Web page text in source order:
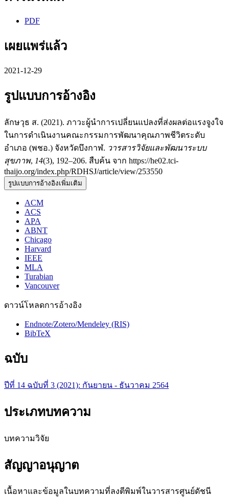
PDF
เผยแพร่แล้ว
2021-12-29
รูปแบบการอ้างอิง
ลักษวุธ ส. (2021). ภาวะผู้นำการเปลี่ยนแปลงที่ส่งผลต่อแรงจูงใจ
ในการดำเนินงานคณะกรรมการพัฒนาคุณภาพชีวิตระดับ
อำเภอ (พชอ.) จังหวัดบึงกาฬ. วารสารวิจัยและพัฒนาระบบ
สุขภาพ, 14(3), 192–206. สืบค้น จาก https://he02.tci-
thaijo.org/index.php/RDHSJ/article/view/253550
รูปแบบการอ้างอิงเพิ่มเติม
ACM
ACS
APA
ABNT
Chicago
Harvard
IEEE
MLA
Turabian
Vancouver
ดาวน์โหลดการอ้างอิง
Endnote/Zotero/Mendeley (RIS)
BibTeX
ฉบับ
ปีที่ 14 ฉบับที่ 3 (2021): กันยายน - ธันวาคม 2564
ประเภทบทความ
บทความวิจัย
สัญญาอนุญาต
เนื้อหาและข้อมูลในบทความที่ลงตีพิมพ์ในวารสารศูนย์ดัชนี